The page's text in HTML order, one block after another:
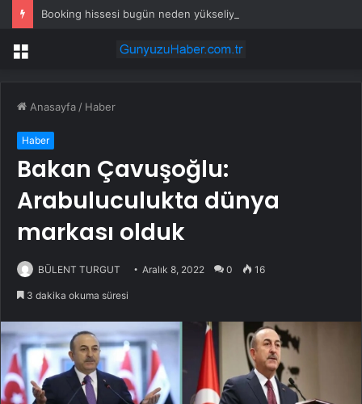
Booking hissesi bugün neden yükseliyor?
Menü
Anasayfa / Haber
Haber
Bakan Çavuşoğlu:
Arabuluculukta dünya
markası olduk
BÜLENT TURGUT Aralık 8, 2022 0 16
3 dakika okuma süresi